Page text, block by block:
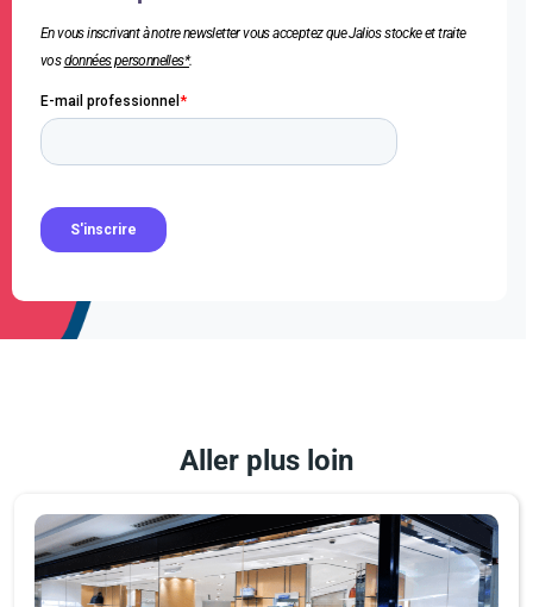
En vous inscrivant à notre newsletter vous acceptez que Jalios stocke et traite
vosdonnées personnelles*.
Aller plus loin